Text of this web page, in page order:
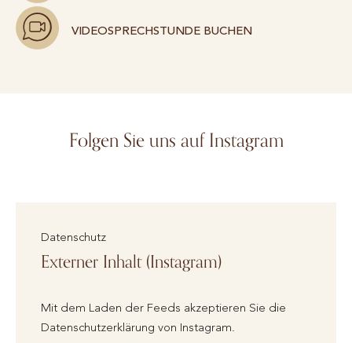
VIDEOSPRECHSTUNDE BUCHEN
Folgen Sie uns auf Instagram
Datenschutz
Externer Inhalt (Instagram)
Mit dem Laden der Feeds akzeptieren Sie die
Datenschutzerklärung von Instagram.